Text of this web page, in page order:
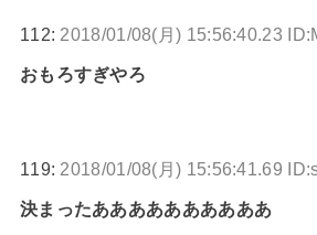
112: 2018/01/08(月) 15:56:40.23
おもろすぎやろ
119: 2018/01/08(月) 15:56:41.69
決まったああああああああああ